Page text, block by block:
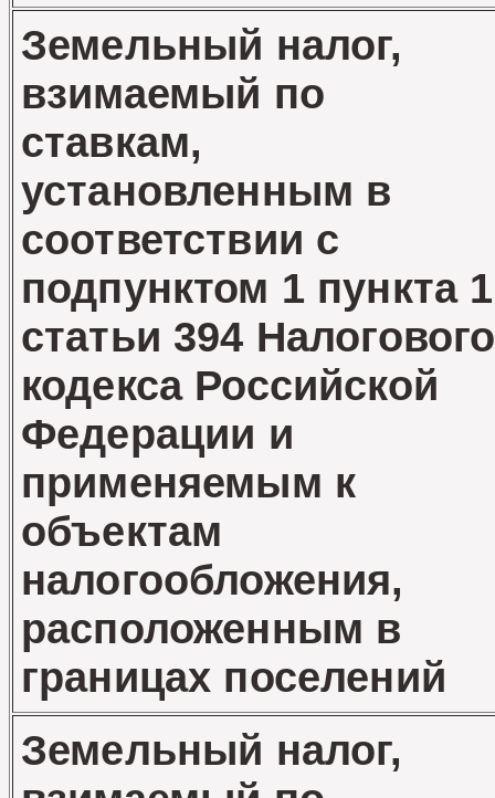
Земельный налог,
взимаемый по
ставкам,
установленным в
соответствии с
подпунктом 1 пункта 1
статьи 394 Налогового
кодекса Российской
Федерации и
применяемым к
объектам
налогообложения,
расположенным в
границах поселений
Земельный налог,